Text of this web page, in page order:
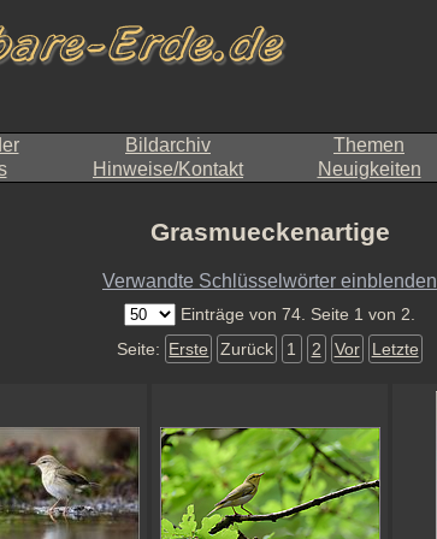
Bildarchiv Themen
Hinweise/Kontakt Neuigkeiten
Grasmueckenartige
Verwandte Schlüsselwörter einblenden
Einträge von 74. Seite 1 von 2.
Seite: Erste Zurück 1 2 Vor Letzte